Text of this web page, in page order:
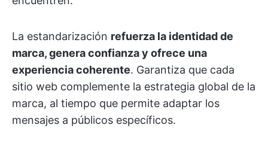
La estandarización refuerza la identidad de
marca, genera confianza y ofrece una
experiencia coherente. Garantiza que cada
sitio web complemente la estrategia global de la
marca, al tiempo que permite adaptar los
mensajes a públicos específicos.